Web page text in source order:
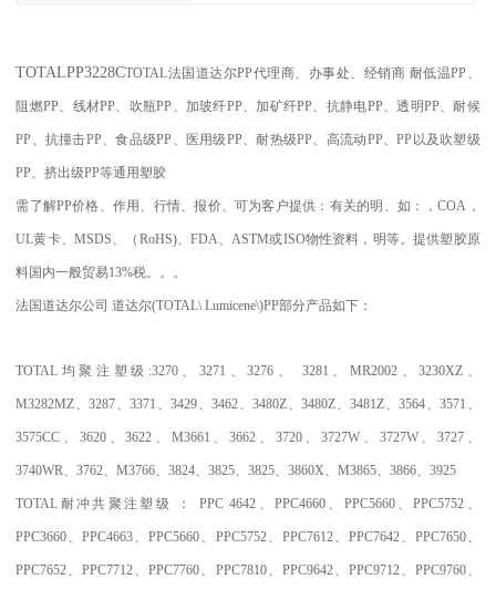
TOTALPP3228CTOTAL法国道达尔PP代理商、办事处、经销商 耐低温PP 、
阻燃PP、线材PP、吹瓶PP 、加玻纤PP、加矿纤PP、抗静电PP、透明PP、耐候
PP 、抗撞击PP、食品级PP 、医用级PP、耐热级PP、高流动PP、PP 以及吹塑级
PP、挤出级PP等通用塑胶
需了解PP价格、作用、行情、报价、可为客户提供：有关的明、如：，COA ，
UL黄卡、 MSDS、 （ RoHS)、 FDA、ASTM或ISO物性资料，明等。提供塑胶原
料国内一般贸易13%税。。。
法国道达尔公司 道达尔(TOTAL\ Lumicene\)PP部分产品如下：
TOTAL 均聚注塑级 :3270、 3271 、3276 、 3281 、 MR2002、3230XZ 、
M3282MZ、3287、3371 、3429、3462、3480Z、3480Z、3481Z、3564、3571 、
3575CC 、 3620、3622 、 M3661 、3662 、 3720、3727W 、 3727W、 3727、
3740WR、3762、M3766、3824、3825、3825、3860X、M3865、3866、3925
TOTAL 耐冲共聚注塑级 ：PPC 4642 、PPC4660 、 PPC5660、PPC5752 、
PPC3660、PPC4663、PPC5660、 PPC5752、 PPC7612、 PPC7642、 PPC7650、
PPC7652、PPC7712、PPC7760、 PPC7810、 PPC9642、 PPC9712、 PPC9760、